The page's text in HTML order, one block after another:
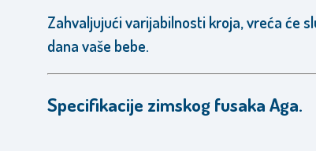
Zahvaljujući varijabilnosti kroja, vreća će
dana vaše bebe.
Specifikacije zimskog fusaka Aga.